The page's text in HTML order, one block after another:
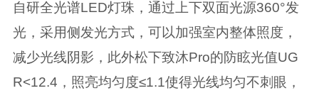
自研全光谱LED灯珠，通过上下双面光源360°发
光，采用侧发光方式，可以加强室内整体照度，
减少光线阴影，此外松下致沐Pro的防眩光值UG
R<12.4，照亮均匀度≤1.1使得光线均匀不刺眼，